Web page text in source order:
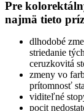
Pre
najmä tieto
dlhodobé
striedanie
ceruzkovitá
zmeny vo
prítomnosť
viditeľné
pocit